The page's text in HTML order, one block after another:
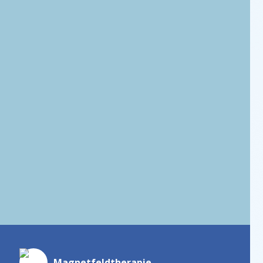
Pulsierende Magnetfeldtherapie